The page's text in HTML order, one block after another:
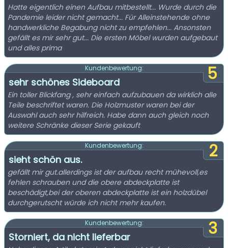
Hatte eigentlich einen Aufbau mitbestellt... Wurde durch die
Pandemie leider nicht gemacht... Für Alleinstehende ohne
handwerkliche Begabung nicht zu empfehlen... Ansonsten
gefällt es mir sehr gut... Die ersten Möbel wurden aufgebaut
und alles prima
5
Kundenbewertung:
sehr schönes Sideboard
Ein toller Blickfang , sehr einfach aufzubauen da wirklich alle
Teile beschriftet waren. Die Holzmuster waren bei der
Auswahl auch sehr hilfreich. Habe dann auch gleich noch
weitere Schränke dieser Serie gekauft
2
Kundenbewertung:
sieht schön aus.
gefällt mir gut.allerdings ist der aufbau recht mühevoll,es
fehlen schrauben und die obere abdeckplatte ist
beschädigt,bei der oberen abdeckplatte ist ein holzdübel
durchgerutscht würde ich nicht mehr kaufen.
3
Kundenbewertung:
Storniert, da nicht lieferbar